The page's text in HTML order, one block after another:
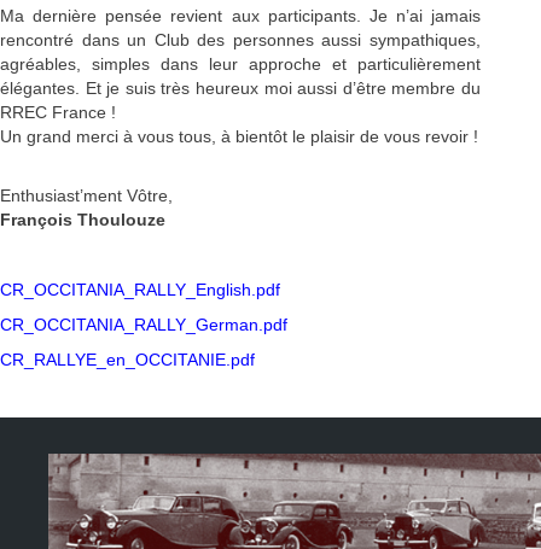
Ma dernière pensée revient aux participants. Je n’ai jamais
rencontré dans un Club des personnes aussi sympathiques,
agréables, simples dans leur approche et particulièrement
élégantes. Et je suis très heureux moi aussi d’être membre du
RREC France !
Un grand merci à vous tous, à bientôt le plaisir de vous revoir !
Enthusiast’ment Vôtre,
François Thoulouze
CR_OCCITANIA_RALLY_English.pdf
CR_OCCITANIA_RALLY_German.pdf
CR_RALLYE_en_OCCITANIE.pdf